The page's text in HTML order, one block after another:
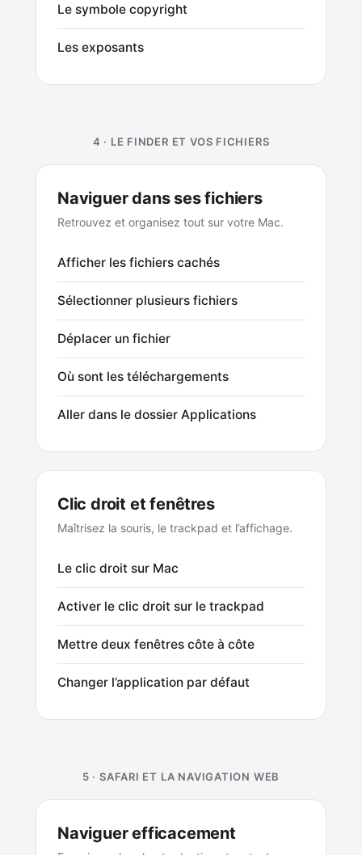
Le symbole copyright
Les exposants
4 · LE FINDER ET VOS FICHIERS
Naviguer dans ses fichiers
Retrouvez et organisez tout sur votre Mac.
Afficher les fichiers cachés
Sélectionner plusieurs fichiers
Déplacer un fichier
Où sont les téléchargements
Aller dans le dossier Applications
Clic droit et fenêtres
Maîtrisez la souris, le trackpad et l’affichage.
Le clic droit sur Mac
Activer le clic droit sur le trackpad
Mettre deux fenêtres côte à côte
Changer l’application par défaut
5 · SAFARI ET LA NAVIGATION WEB
Naviguer efficacement